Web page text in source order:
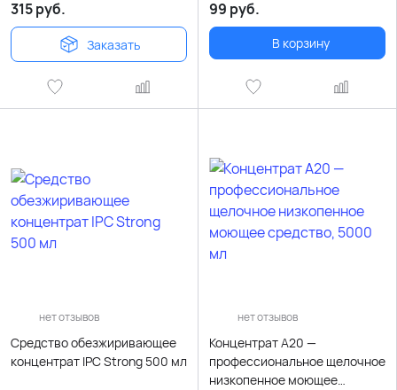
315руб.
Заказать
99 руб.
В корзину
нет отзывов
Средство обезжиривающее
концентрат IPC Strong 500 мл
нет отзывов
Концентрат A20 —
профессиональное щелочное
низкопенное моющее